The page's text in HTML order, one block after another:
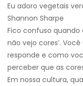
Eu adoro vegetais
Shannon Sharpe
Fico confuso quando
não vejo cores’.
responde e como
perceber que as
Em nossa cultura,